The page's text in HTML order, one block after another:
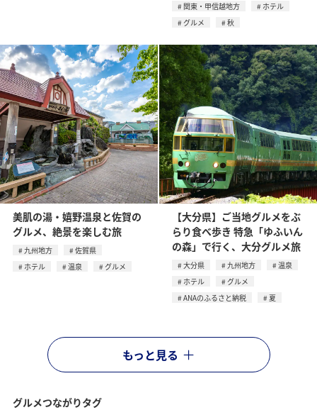
関東・甲信越地方
ホテル
グルメ
秋
美肌の湯・嬉野温泉と佐賀の
グルメ、絶景を楽しむ旅
九州地方
佐賀県
ホテル
温泉 グルメ
【大分県】ご当地グルメをぶ
らり食べ歩き 特急「ゆふいん
の森」で行く、大分グルメ旅
大分県 九州地方
温泉
ホテル
グルメ
ANAのふるさと納税
夏
もっと見る
グルメつながりタグ